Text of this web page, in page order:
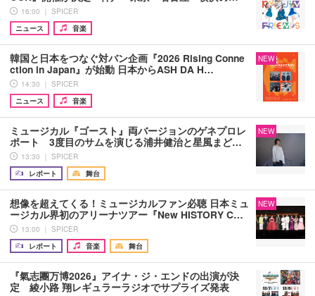
16:00 ｜ SPICER
ニュース
音楽
韓国と日本をつなぐ対バン企画『2026 Rising Conne
ction in Japan』が始動 日本からASH DA H…
14:30 ｜ SPICER
ニュース
音楽
NEW
ミュージカル『ゴースト』両バージョンのゲネプロレ
ポート 3度目のサムを演じる浦井健治と星風まど…
13:30 ｜ SPICER
レポート
舞台
NEW
想像を超えてくる！ミュージカルファン必聴 日本ミュ
ージカル界初のアリーナツアー『New HISTORY C…
13:00 ｜ SPICER
レポート
音楽 舞台
NEW
『氣志團万博2026』アイナ・ジ・エンドの出演が決
定 綾小路 翔レギュラーラジオでサプライズ発表